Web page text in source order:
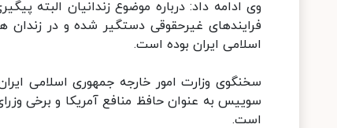
وی ادامه داد: درباره موضوع زندانیان البته
فرایندهای غیرحقوقی دستگیر شده و در زندان
اسلامی ایران بوده است.
سخنگوی وزارت امور خارجه جمهوری اسلامی
سوییس به عنوان حافظ منافع آمریکا و برخی
است.